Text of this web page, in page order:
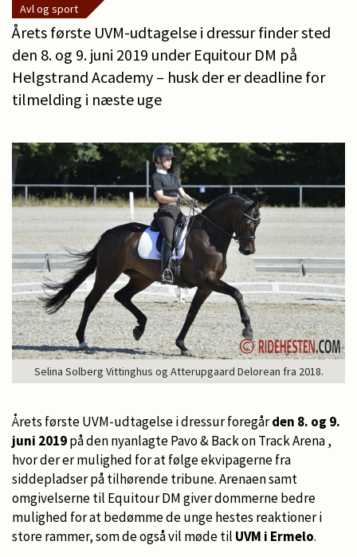
Avl og sport
Årets første UVM-udtagelse i dressur finder sted
den 8. og 9. juni 2019 under Equitour DM på
Helgstrand Academy – husk der er deadline for
tilmelding i næste uge
Selina Solberg Vittinghus og Atterupgaard Delorean fra 2018.
Årets første UVM-udtagelse i dressur foregården 8. og 9.
juni 2019på den nyanlagte Pavo & Back on Track Arena ,
hvor der er mulighed for at følge ekvipagerne fra
siddepladser på tilhørende tribune. Arenaen samt
omgivelserne til Equitour DM giver dommerne bedre
mulighed for at bedømme de unge hestes reaktioner i
store rammer, som de også vil møde til UVM i Ermelo.